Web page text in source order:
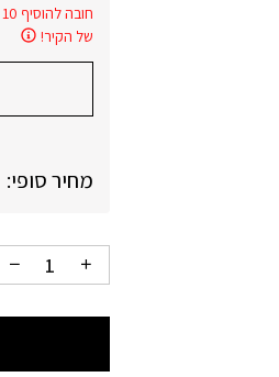
של הקיר!
מחיר סופי: